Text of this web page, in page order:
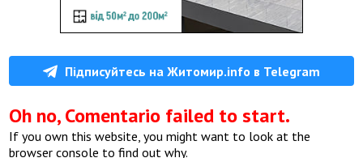
Підписуйтесь на Житомир.info в Telegram
Oh no, Comentario failed to start.
If you own this website, you might want to look at the
browser console to find out why.